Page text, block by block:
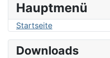
Hauptmenü
Startseite
Downloads